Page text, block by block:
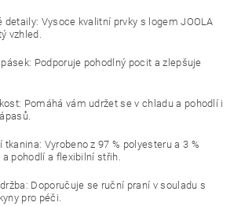
detaily: Vysoce kvalitní prvky s logem JOOLA
vzhled.
Podporuje pohodlný pocit a zlepšuje
Pomáhá vám udržet se v chladu a pohodlí i
tkanina: Vyrobeno z 97 % polyesteru a 3 %
pohodlí a flexibilní střih.
Doporučuje se ruční praní v souladu s
pro péči.